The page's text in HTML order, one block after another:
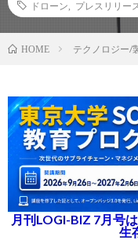
ドローン
プレスリリー
HOME テクノロジー/
月刊LOGI-BIZ 7月号
生